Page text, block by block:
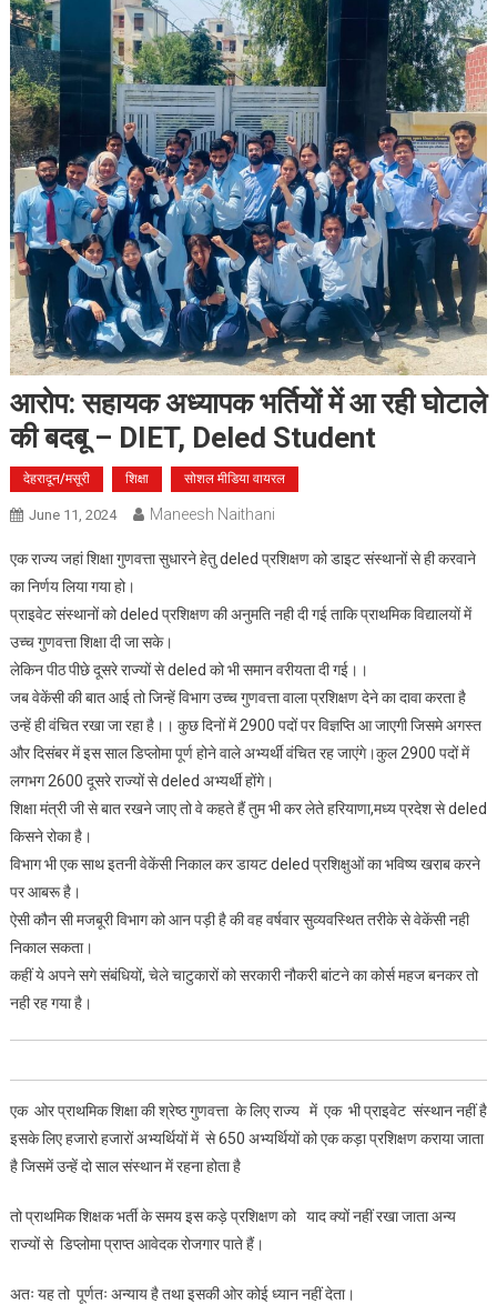
आरोप: सहायक अध्यापक भर्तियों में आ रही घोटाले
की बदबू – DIET, Deled Student
देहरादून/मसूरी शिक्षा सोशल मीडिया वायरल
June 11, 2024 Maneesh Naithani
एक राज्य जहां शिक्षा गुणवत्ता सुधारने हेतु deled प्रशिक्षण को डाइट संस्थानों से ही करवाने
का निर्णय लिया गया हो।
प्राइवेट संस्थानों को deled प्रशिक्षण की अनुमति नही दी गई ताकि प्राथमिक विद्यालयों में
उच्च गुणवत्ता शिक्षा दी जा सके।
लेकिन पीठ पीछे दूसरे राज्यों से deled को भी समान वरीयता दी गई।।
जब वेकेंसी की बात आई तो जिन्हें विभाग उच्च गुणवत्ता वाला प्रशिक्षण देने का दावा करता है
उन्हें ही वंचित रखा जा रहा है।। कुछ दिनों में 2900 पदों पर विज्ञप्ति आ जाएगी जिसमे अगस्त
और दिसंबर में इस साल डिप्लोमा पूर्ण होने वाले अभ्यर्थी वंचित रह जाएंगे।कुल 2900 पदों में
लगभग 2600 दूसरे राज्यों से deled अभ्यर्थी होंगे।
शिक्षा मंत्री जी से बात रखने जाए तो वे कहते हैं तुम भी कर लेते हरियाणा,मध्य प्रदेश से deled
किसने रोका है।
विभाग भी एक साथ इतनी वेकेंसी निकाल कर डायट deled प्रशिक्षुओं का भविष्य खराब करने
पर आबरू है।
ऐसी कौन सी मजबूरी विभाग को आन पड़ी है की वह वर्षवार सुव्यवस्थित तरीके से वेकेंसी नही
निकाल सकता।
कहीं ये अपने सगे संबंधियों, चेले चाटुकारों को सरकारी नौकरी बांटने का कोर्स महज बनकर तो
नही रह गया है।
एक ओर प्राथमिक शिक्षा की श्रेष्ठ गुणवत्ता के लिए राज्य में एक भी प्राइवेट संस्थान नहीं है
इसके लिए हजारो हजारों अभ्यर्थियों में से 650 अभ्यर्थियों को एक कड़ा प्रशिक्षण कराया जाता
है जिसमें उन्हें दो साल संस्थान में रहना होता है
तो प्राथमिक शिक्षक भर्ती के समय इस कड़े प्रशिक्षण को याद क्यों नहीं रखा जाता अन्य
राज्यों से डिप्लोमा प्राप्त आवेदक रोजगार पाते हैं।
अतः यह तो पूर्णतः अन्याय है तथा इसकी ओर कोई ध्यान नहीं देता।